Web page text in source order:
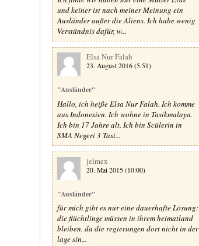
und keiner ist nach meiner Meinung ein
Ausländer außer die Aliens. Ich habe wenig
Verständnis dafür, w...
Elsa Nur Falah
23. August 2016 (5:51)
"Ausländer"
Hallo, ich heiße Elsa Nur Falah. Ich komme
aus Indonesien. Ich wohne in Tasikmalaya.
Ich bin 17 Jahre alt. Ich bin Scülerin in
SMA Negeri 3 Tasi...
jelmex
20. Mai 2015 (10:00)
"Ausländer"
für mich gibt es nur eine dauerhafte Lösung:
die flüchtlinge müssen in ihrem heimatland
bleiben. da die regierungen dort nicht in der
lage sin...